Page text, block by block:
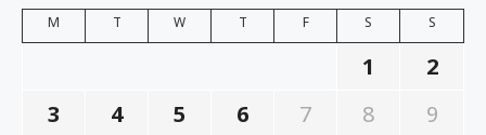
M T W T F S S
1
2
3
4 5 6 7 8
9